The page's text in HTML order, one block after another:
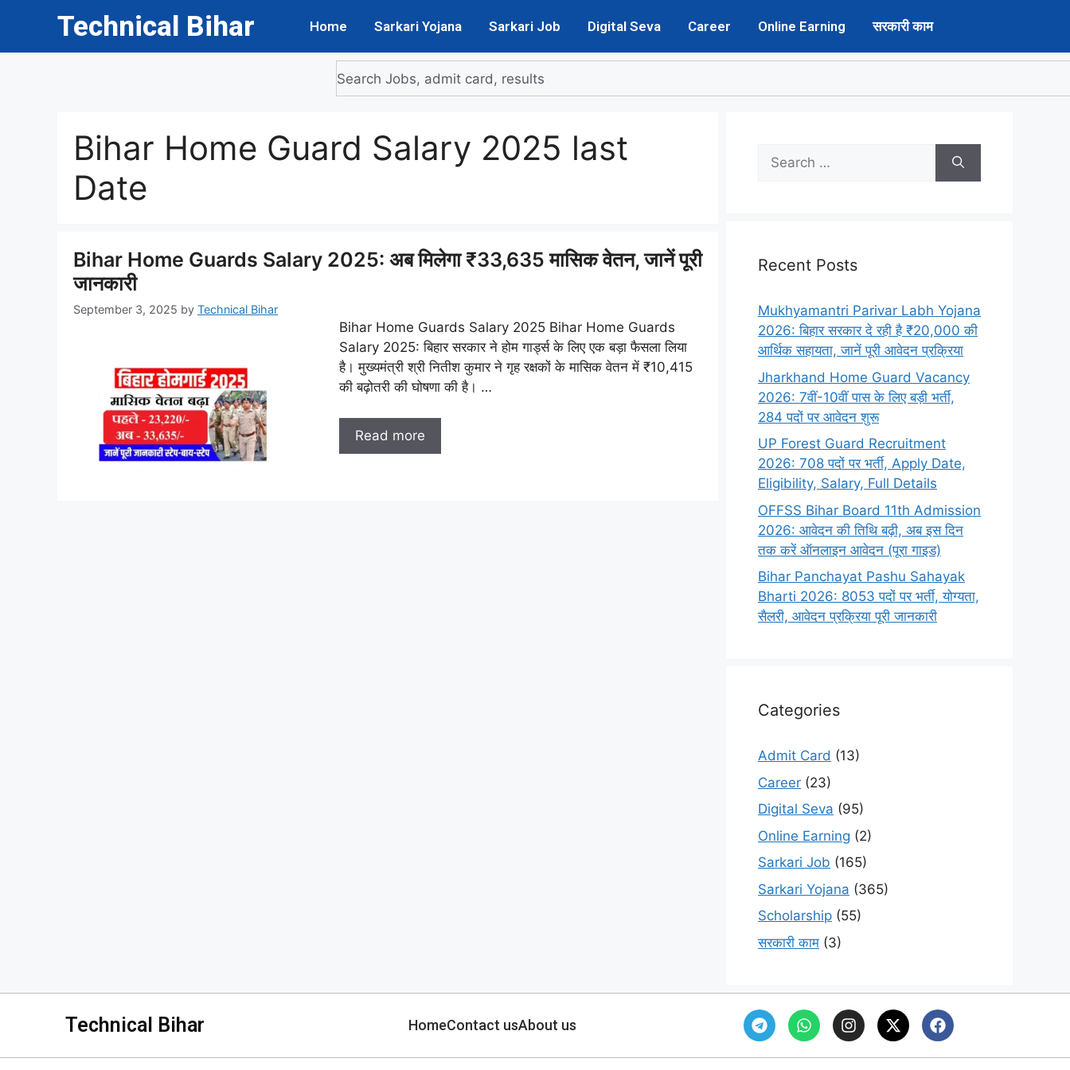
Technical Bihar Home Sarkari Yojana Sarkari Job Digital Seva Career Online Earning सरकारी काम
Bihar Home Guard Salary 2025 last
Date
Bihar Home Guards Salary 2025: अब मिलेगा ₹33,635 मासिक वेतन, जानें पूरी
जानकारी
September 3, 2025 by Technical Bihar
Bihar Home Guards Salary 2025 Bihar Home Guards
Salary 2025: बिहार सरकार ने होम गार्ड्स के लिए एक बड़ा फैसला लिया
है। मुख्यमंत्री श्री नितीश कुमार ने गृह रक्षकों के मासिक वेतन में ₹10,415
की बढ़ोतरी की घोषणा की है। …
Read more
Recent Posts
Mukhyamantri Parivar Labh Yojana
2026: बिहार सरकार दे रही है ₹20,000 की
आर्थिक सहायता, जानें पूरी आवेदन प्रक्रिया
Jharkhand Home Guard Vacancy
2026: 7वीं-10वीं पास के लिए बड़ी भर्ती,
284 पदों पर आवेदन शुरू
UP Forest Guard Recruitment
2026: 708 पदों पर भर्ती, Apply Date,
Eligibility, Salary, Full Details
OFFSS Bihar Board 11th Admission
2026: आवेदन की तिथि बढ़ी, अब इस दिन
तक करें ऑनलाइन आवेदन (पूरा गाइड)
Bihar Panchayat Pashu Sahayak
Bharti 2026: 8053 पदों पर भर्ती, योग्यता,
सैलरी, आवेदन प्रक्रिया पूरी जानकारी
Categories
Admit Card (13)
Career (23)
Digital Seva (95)
Online Earning (2)
Sarkari Job (165)
Sarkari Yojana (365)
Scholarship (55)
सरकारी काम (3)
Technical Bihar HomeContact usAbout us